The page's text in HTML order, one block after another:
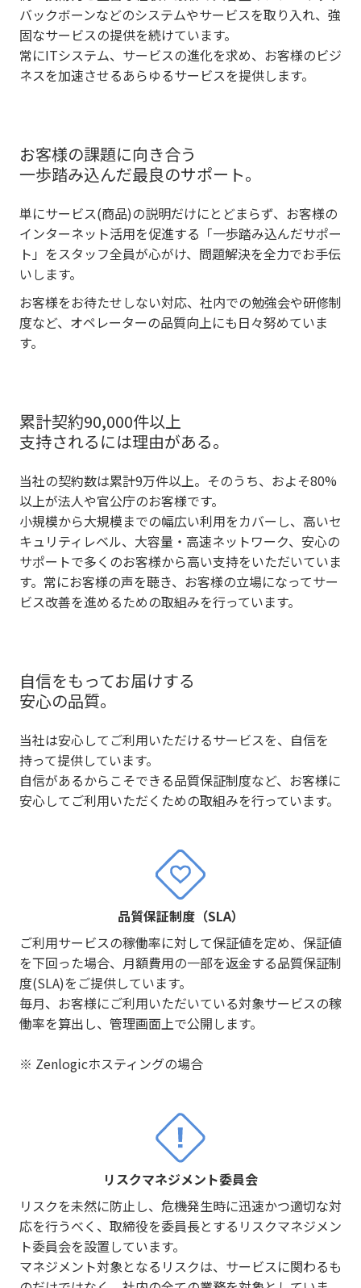
バックボーンなどのシステムやサービスを取り入れ、強
固なサービスの提供を続けています。
常にITシステム、サービスの進化を求め、お客様のビジ
ネスを加速させるあらゆるサービスを提供します。
お客様の課題に向き合う
一歩踏み込んだ最良のサポート。
単にサービス(商品)の説明だけにとどまらず、お客様の
インターネット活用を促進する「一歩踏み込んだサポー
ト」をスタッフ全員が心がけ、問題解決を全力でお手伝
いします。
お客様をお待たせしない対応、社内での勉強会や研修制
度など、オペレーターの品質向上にも日々努めていま
す。
累計契約90,000件以上
支持されるには理由がある。
当社の契約数は累計9万件以上。そのうち、およそ80%
以上が法人や官公庁のお客様です。
小規模から大規模までの幅広い利用をカバーし、高いセ
キュリティレベル、大容量・高速ネットワーク、安心の
サポートで多くのお客様から高い支持をいただいていま
す。常にお客様の声を聴き、お客様の立場になってサー
ビス改善を進めるための取組みを行っています。
自信をもってお届けする
安心の品質。
当社は安心してご利用いただけるサービスを、自信を
持って提供しています。
自信があるからこそできる品質保証制度など、お客様に
安心してご利用いただくための取組みを行っています。
品質保証制度（SLA）
ご利用サービスの稼働率に対して保証値を定め、保証値
を下回った場合、月額費用の一部を返金する品質保証制
度(SLA)をご提供しています。
毎月、お客様にご利用いただいている対象サービスの稼
働率を算出し、管理画面上で公開します。
※ Zenlogicホスティングの場合
リスクマネジメント委員会
リスクを未然に防止し、危機発生時に迅速かつ適切な対
応を行うべく、取締役を委員長とするリスクマネジメン
ト委員会を設置しています。
マネジメント対象となるリスクは、サービスに関わるも